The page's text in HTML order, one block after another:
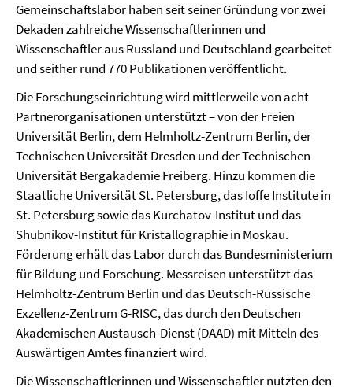
Gemeinschaftslabor haben seit seiner Gründung vor zwei
Dekaden zahlreiche Wissenschaftlerinnen und
Wissenschaftler aus Russland und Deutschland gearbeitet
und seither rund 770 Publikationen veröffentlicht.
Die Forschungseinrichtung wird mittlerweile von acht
Partnerorganisationen unterstützt – von der Freien
Universität Berlin, dem Helmholtz-Zentrum Berlin, der
Technischen Universität Dresden und der Technischen
Universität Bergakademie Freiberg. Hinzu kommen die
Staatliche Universität St. Petersburg, das Ioffe Institute in
St. Petersburg sowie das Kurchatov-Institut und das
Shubnikov-Institut für Kristallographie in Moskau.
Förderung erhält das Labor durch das Bundesministerium
für Bildung und Forschung. Messreisen unterstützt das
Helmholtz-Zentrum Berlin und das Deutsch-Russische
Exzellenz-Zentrum G-RISC, das durch den Deutschen
Akademischen Austausch-Dienst (DAAD) mit Mitteln des
Auswärtigen Amtes finanziert wird.
Die Wissenschaftlerinnen und Wissenschaftler nutzten den